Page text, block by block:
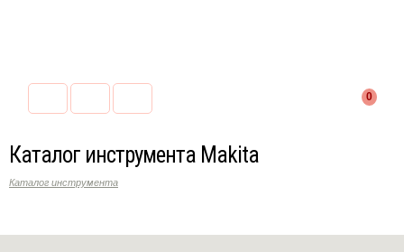
0
Каталог инструмента Makita
Каталог инструмента